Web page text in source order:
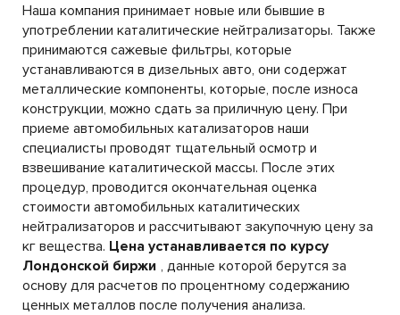
Наша компания принимает новые или бывшие в
употреблении каталитические нейтрализаторы. Также
принимаются сажевые фильтры, которые
устанавливаются в дизельных авто, они содержат
металлические компоненты, которые, после износа
конструкции, можно сдать за приличную цену. При
приеме автомобильных катализаторов наши
специалисты проводят тщательный осмотр и
взвешивание каталитической массы. После этих
процедур, проводится окончательная оценка
стоимости автомобильных каталитических
нейтрализаторов и рассчитывают закупочную цену за
кг вещества. Цена устанавливается по курсу
Лондонской биржи , данные которой берутся за
основу для расчетов по процентному содержанию
ценных металлов после получения анализа.